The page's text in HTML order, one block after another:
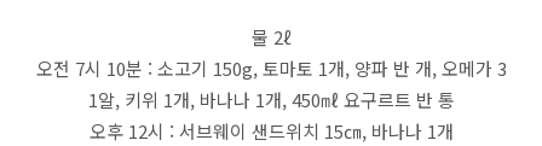
물 2ℓ
오전 7시 10분 : 소고기 150g, 토마토 1개, 양파 반 개, 오메가 3
1알, 키위 1개, 바나나 1개, 450㎖ 요구르트 반 통
오후 12시 : 서브웨이 샌드위치 15㎝, 바나나 1개